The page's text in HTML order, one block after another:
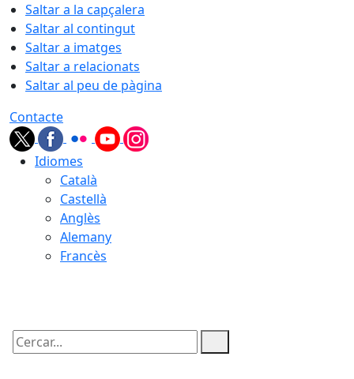
Saltar a la capçalera
Saltar al contingut
Saltar a imatges
Saltar a relacionats
Saltar al peu de pàgina
Contacte
Idiomes
Català
Castellà
Anglès
Alemany
Francès
Cercar: